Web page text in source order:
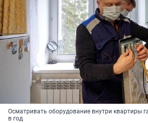
Осматривать оборудование внутри квартиры
в год